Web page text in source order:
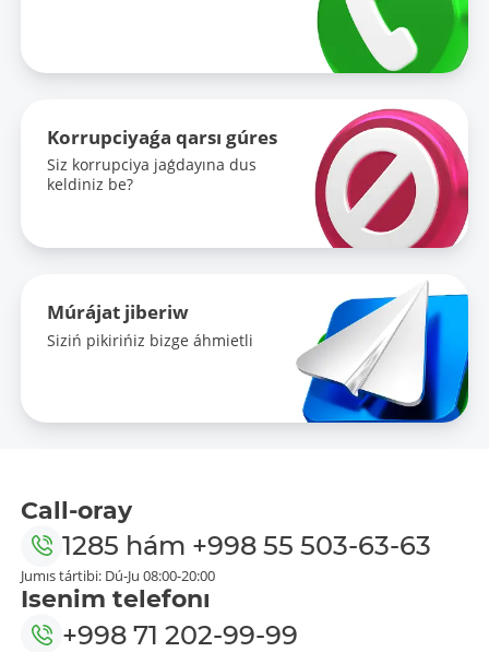
Korrupciyaǵa qarsı gúres
Siz korrupciya jaǵdayına dus
keldiniz be?
Múrájat jiberiw
Siziń pikirińiz bizge áhmietli
Call-oray
1285 hám +998 55 503-63-63
Jumıs tártibi: Dú-Ju 08:00-20:00
Isenim telefonı
+998 71 202-99-99